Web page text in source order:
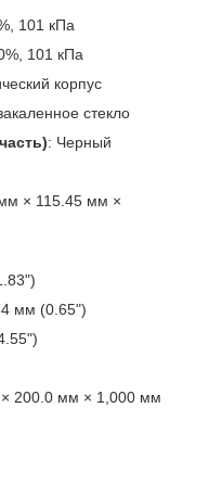
101 кПа
101 кПа
корпус
стекло
: Черный
× 115.45 мм ×
мм (0.65")
200.0 мм × 1,000 мм